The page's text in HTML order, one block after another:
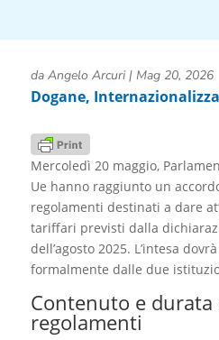
da Angelo Arcuri| Mag 20, 2026
Dogane,
Mercoledì 20 maggio,
Ue hanno raggiunto un
regolamenti destinati a dare
tariffari previsti dalla
dell’agosto 2025. L’intesa
formalmente dalle due
Contenuto e durata
regolamenti